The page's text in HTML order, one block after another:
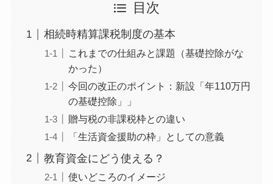
目次
相続時精算課税制度の基本
これまでの仕組みと課題（基礎控除がな
かった）
今回の改正のポイント：新設「年110万円
の基礎控除」」
贈与税の非課税枠との違い
「生活資金援助の枠」としての意義
教育資金にどう使える？
使いどころのイメージ